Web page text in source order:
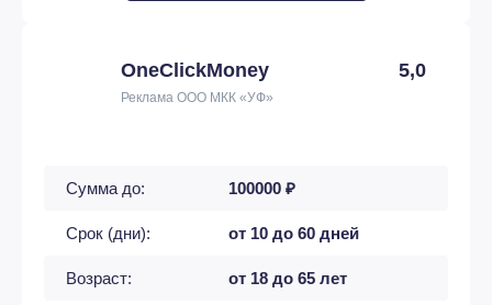
OneClickMoney 5,0
Реклама ООО МКК «УФ»
Сумма до: 100000 ₽
Срок (дни): от 10 до 60 дней
Возраст: от 18 до 65 лет